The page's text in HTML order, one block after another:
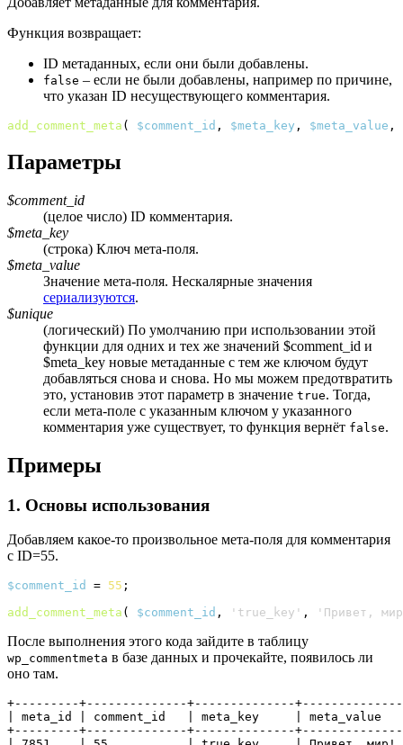
Функция возвращает:
ID метаданных, если они были добавлены.
false – если не были добавлены, например по причине,
что указан ID несуществующего комментария.
add_comment_meta ( $comment_id , $meta_key , $meta_value ,
Параметры
$comment_id
(целое число) ID комментария.
$meta_key
(строка) Ключ мета-поля.
$meta_value
Значение мета-поля. Нескалярные значения
сериализуются.
$unique
(логический) По умолчанию при использовании этой
функции для одних и тех же значений $comment_id и
$meta_key новые метаданные с тем же ключом будут
добавляться снова и снова. Но мы можем предотвратить
это, установив этот параметр в значение true. Тогда,
если мета-поле с указанным ключом у указанного
комментария уже существует, то функция вернёт false.
Примеры
1. Основы использования
Добавляем какое-то произвольное мета-поля для комментария
с ID=55.
$comment_id = 55 ;
add_comment_meta ( $comment_id , 'true_key' , 'Привет,
После выполнения этого кода зайдите в таблицу
wp_commentmeta в базе данных и прочекайте, появилось ли
оно там.
+---------+--------------+--------------+
+---------+--------------+--------------+